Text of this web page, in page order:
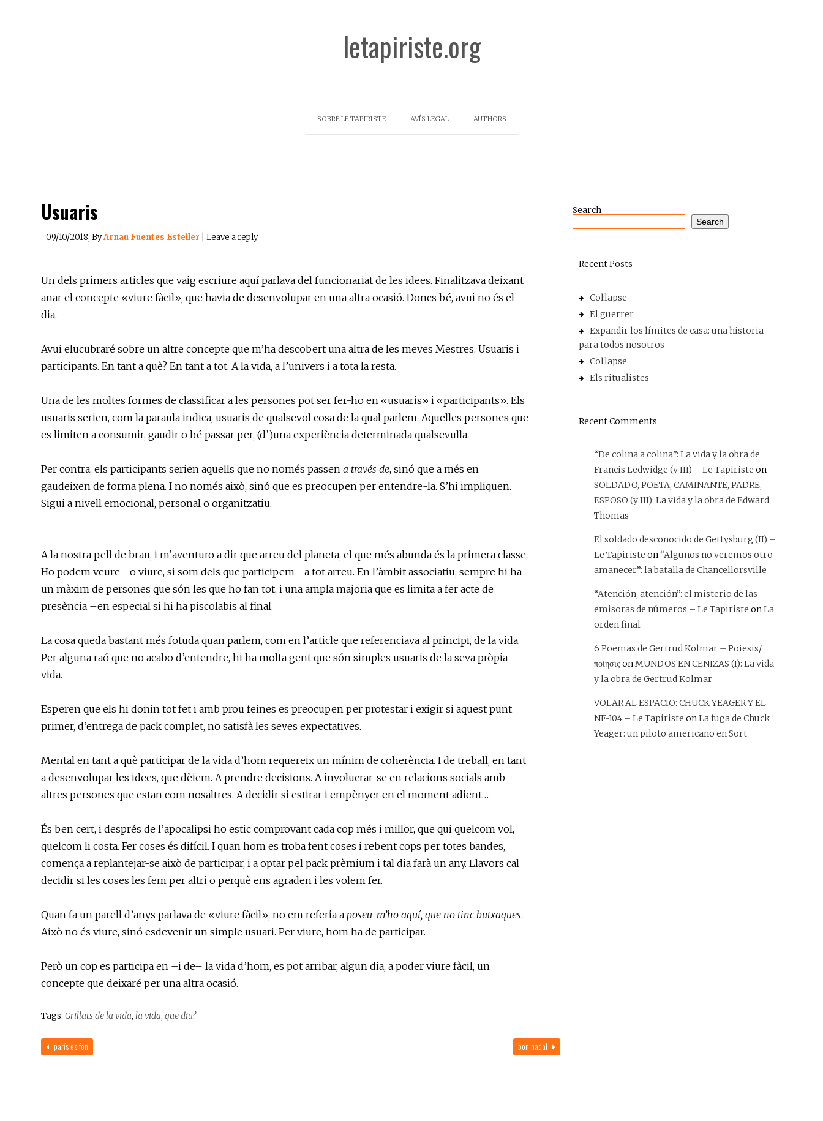
letapiriste.org
SOBRE LE TAPIRISTE AVÍS LEGAL AUTHORS
Usuaris
09/10/2018, ByArnau Fuentes Esteller Leave a reply
Un dels primers articles que vaig escriure aquí parlava del funcionariat de les idees. Finalitzava deixant
anar el concepte «viure fàcil», que havia de desenvolupar en una altra ocasió. Doncs bé, avui no és el
dia.
Avui elucubraré sobre un altre concepte que m’ha descobert una altra de les meves Mestres. Usuaris i
participants. En tant a què? En tant a tot. A la vida, a l’univers i a tota la resta.
Una de les moltes formes de classificar a les persones pot ser fer-ho en «usuaris» i «participants». Els
usuaris serien, com la paraula indica, usuaris de qualsevol cosa de la qual parlem. Aquelles persones que
es limiten a consumir, gaudir o bé passar per, (d’)una experiència determinada qualsevulla.
Per contra, els participants serien aquells que no només passen a través de, sinó que a més en
gaudeixen de forma plena. I no només això, sinó que es preocupen per entendre-la. S’hi impliquen.
Sigui a nivell emocional, personal o organitzatiu.
A la nostra pell de brau, i m’aventuro a dir que arreu del planeta, el que més abunda és la primera classe.
Ho podem veure –o viure, si som dels que participem– a tot arreu. En l’àmbit associatiu, sempre hi ha
un màxim de persones que són les que ho fan tot, i una ampla majoria que es limita a fer acte de
presència –en especial si hi ha piscolabis al final.
La cosa queda bastant més fotuda quan parlem, com en l’article que referenciava al principi, de la vida.
Per alguna raó que no acabo d’entendre, hi ha molta gent que són simples usuaris de la seva pròpia
vida.
Esperen que els hi donin tot fet i amb prou feines es preocupen per protestar i exigir si aquest punt
primer, d’entrega de pack complet, no satisfà les seves expectatives.
Mental en tant a què participar de la vida d’hom requereix un mínim de coherència. I de treball, en tant
a desenvolupar les idees, que dèiem. A prendre decisions. A involucrar-se en relacions socials amb
altres persones que estan com nosaltres. A decidir si estirar i empènyer en el moment adient…
És ben cert, i després de l’apocalipsi ho estic comprovant cada cop més i millor, que qui quelcom vol,
quelcom li costa. Fer coses és difícil. I quan hom es troba fent coses i rebent cops per totes bandes,
comença a replantejar-se això de participar, i a optar pel pack prèmium i tal dia farà un any. Llavors cal
decidir si les coses les fem per altri o perquè ens agraden i les volem fer.
Quan fa un parell d’anys parlava de «viure fàcil», no em referia a poseu-m’ho aquí, que no tinc butxaques.
Això no és viure, sinó esdevenir un simple usuari. Per viure, hom ha de participar.
Però un cop es participa en –i de– la vida d’hom, es pot arribar, algun dia, a poder viure fàcil, un
concepte que deixaré per una altra ocasió.
Tags: Grillats de la vida, la vida, que diu?
bon nadal
parís es fon
Search
Search
Recent Posts
Col·lapse
El guerrer
Expandir los límites de casa: una historia
para todos nosotros
Col·lapse
Els ritualistes
Recent Comments
“De colina a colina”: La vida y la obra de
Francis Ledwidge (y III) – Le Tapiriste on
SOLDADO, POETA, CAMINANTE, PADRE,
ESPOSO (y III): La vida y la obra de Edward
Thomas
El soldado desconocido de Gettysburg (II) –
Le Tapiriste on“Algunos no veremos otro
amanecer”: la batalla de Chancellorsville
“Atención, atención”: el misterio de las
emisoras de números – Le Tapiriste onLa
orden final
6 Poemas de Gertrud Kolmar – Poiesis/
ποίησις onMUNDOS EN CENIZAS (I): La vida
y la obra de Gertrud Kolmar
VOLAR AL ESPACIO: CHUCK YEAGER Y EL
NF-104 – Le Tapiriste onLa fuga de Chuck
Yeager: un piloto americano en Sort